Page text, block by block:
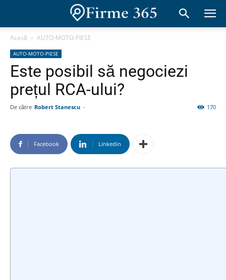
Acasă AUTO-MOTO-PIESE
AUTO-MOTO-PIESE
Este posibil să negociezi
prețul RCA-ului?
De către Robert Stanescu - 170
Facebook Linkedin